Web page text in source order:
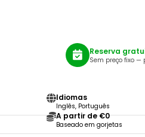
Idiomas
Inglês, Português
A partir de €0
Baseado em gorjetas
Reserva
Sem preço fixo —